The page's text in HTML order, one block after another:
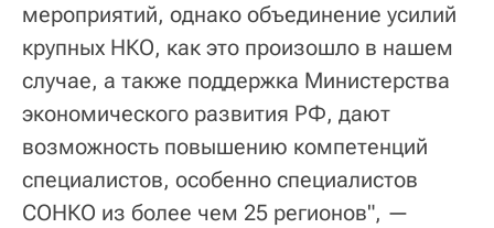
мероприятий, однако объединение усилий
крупных НКО, как это произошло в нашем
случае, а также поддержка Министерства
экономического развития РФ, дают
возможность повышению компетенций
специалистов, особенно специалистов
СОНКО из более чем 25 регионов", —